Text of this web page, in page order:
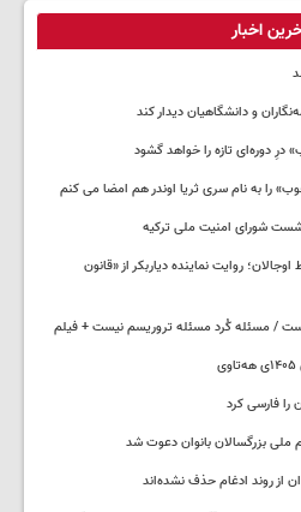
اخبار
و دانشگاهیان دیدار کند
درِ دوره‌ای تازه را خواهد گشود
را به نام سری ثریا اوندر هم امضا می کنم
شورای امنیت ملی ترکیه
شرایط اوجالان؛ روایت نماینده دیاربکر از «قانون
/ مسئله کُرد مسئله تروریسم نیست + فیلم
فارسی کرد
ملی بزرگسالان بانوان دعوت شد
از روند ادغام حذف نشده‌اند